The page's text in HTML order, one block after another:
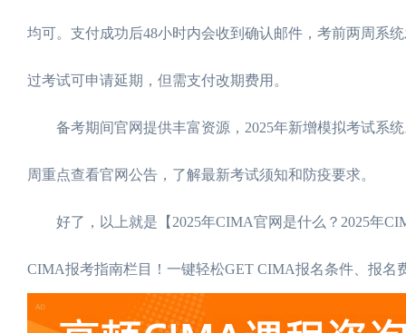
均可。支付成功后48小时内会收到确认邮件，考前两周系
过考试可申请延期，但需支付改期费用。
备考期间官网提供丰富资源，2025年新增模拟考试系统
周重点查看官网公告，了解最新考试须知和防疫要求。
好了，以上就是【2025年CIMA官网是什么？2025年
CIMA报考指南栏目！一键轻松GET CIMA报名条件、报名